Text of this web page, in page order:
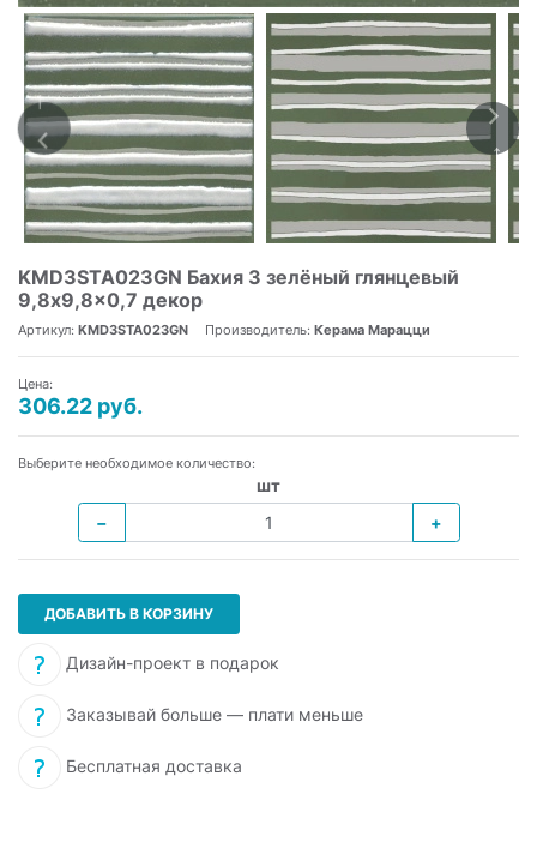
KMD3STA023GN Бахия 3 зелёный глянцевый
9,8x9,8x0,7 декор
Артикул: KMD3STA023GN Производитель: Керама Марацци
Цена:
306.22 руб.
Выберите необходимое количество:
шт
−
+
ДОБАВИТЬ В КОРЗИНУ
Дизайн-проект в подарок
Заказывай больше — плати меньше
Бесплатная доставка